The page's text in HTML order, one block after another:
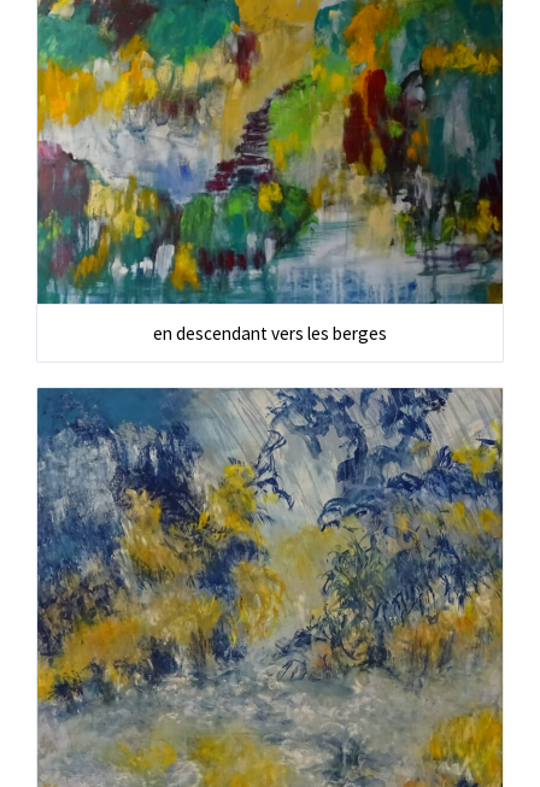
en descendant vers les berges